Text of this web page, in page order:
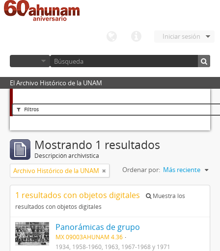
Iniciar sesión
El Archivo Histórico de la UNAM
Filtros
Mostrando 1 resultados
Descripción archivística
Archivo Histórico de la UNAM Ordenar por: Más reciente
1 resultados con objetos digitales
Muestra los
resultados con objetos digitales
Panorámicas de grupo
MX 09003AHUNAM 4.36
1934, 1958-1960, 1963, 1967-1968 y 1971